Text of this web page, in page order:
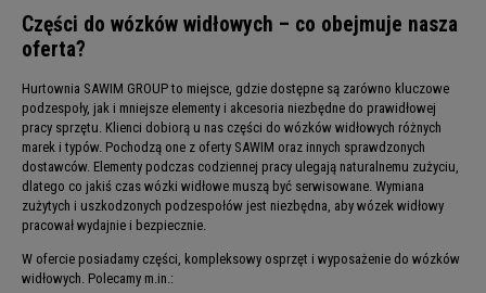
Części do wózków widłowych – co obejmuje nasza
oferta?
Hurtownia SAWIM GROUP to miejsce, gdzie dostępne są zarówno kluczowe
podzespoły, jak i mniejsze elementy i akcesoria niezbędne do prawidłowej
pracy sprzętu. Klienci dobiorą u nas części do wózków widłowych różnych
marek i typów. Pochodzą one z oferty SAWIM oraz innych sprawdzonych
dostawców. Elementy podczas codziennej pracy ulegają naturalnemu zużyciu,
dlatego co jakiś czas wózki widłowe muszą być serwisowane. Wymiana
zużytych i uszkodzonych podzespołów jest niezbędna, aby wózek widłowy
pracował wydajnie i bezpiecznie.
W ofercie posiadamy części, kompleksowy osprzęt i wyposażenie do wózków
widłowych. Polecamy m.in.: